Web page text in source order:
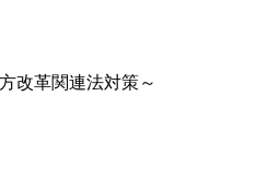
改革関連法対策～